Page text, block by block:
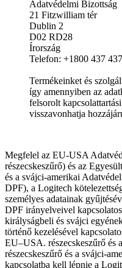
Adatvédelmi Bizottság
21 Fitzwilliam tér
Dublin 2
D02 RD28
Írország
Telefon: +1800 437
Termékeinket és
így amennyiben az
felsorolt
visszavonhatja
Megfelel az EU-USA
részecskeszűrő) és az
és a svájci-amerikai
DPF), a Logitech
személyes adatainak
DPF irányelveivel
királyságbeli és svájci
történő kezelésével
EU–USA. részecskeszűrő
részecskeszűrő és a svájci-
kapcsolatba kell lépnie a